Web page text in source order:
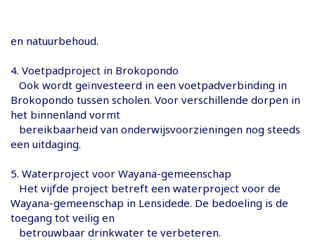
en natuurbehoud.
4. Voetpadproject in Brokopondo
Ook wordt geïnvesteerd in een voetpadverbinding in
Brokopondo tussen scholen. Voor verschillende dorpen in
het binnenland vormt
bereikbaarheid van onderwijsvoorzieningen nog steeds
een uitdaging.
5. Waterproject voor Wayana-gemeenschap
Het vijfde project betreft een waterproject voor de
Wayana-gemeenschap in Lensidede. De bedoeling is de
toegang tot veilig en
betrouwbaar drinkwater te verbeteren.